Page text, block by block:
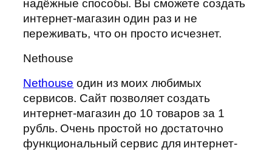
надёжные способы. Вы сможете создать
интернет-магазин один раз и не
переживать, что он просто исчезнет.
Nethouse
Nethouse один из моих любимых
сервисов. Сайт позволяет создать
интернет-магазин до 10 товаров за 1
рубль. Очень простой но достаточно
функциональный сервис для интернет-